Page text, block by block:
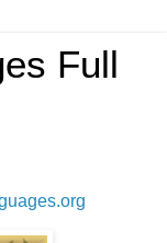
Full